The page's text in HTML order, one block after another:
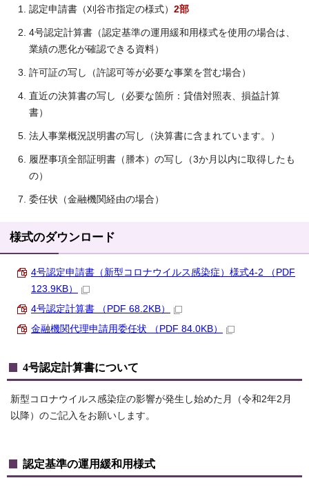
認定申請書（刈谷市指定の様式） 2部
4号認定計算書（認定基準の運用緩和用様式を使用の場合は、
業績の悪化が確認できる資料）
許可証の写し（許認可等が必要な事業を営む場合）
直近の決算書の写し（必要な箇所：貸借対照表、損益計算
書）
法人事業概況説明書の写し（決算書に含まれています。）
履歴事項全部証明書（謄本）の写し（3か月以内に取得したも
の）
委任状（金融機関経由の場合）
様式のダウンロード
4号認定申請書（新型コロナウイルス感染症）様式4-2 （PDF
123.9KB）
4号認定計算書 （PDF 68.2KB）
金融機関代理申請用委任状 （PDF 84.0KB）
4号認定計算書について
新型コロナウイルス感染症の影響が発生し始めた月（令和2年2月
以降）のご記入をお願いします。
認定基準の運用緩和用様式